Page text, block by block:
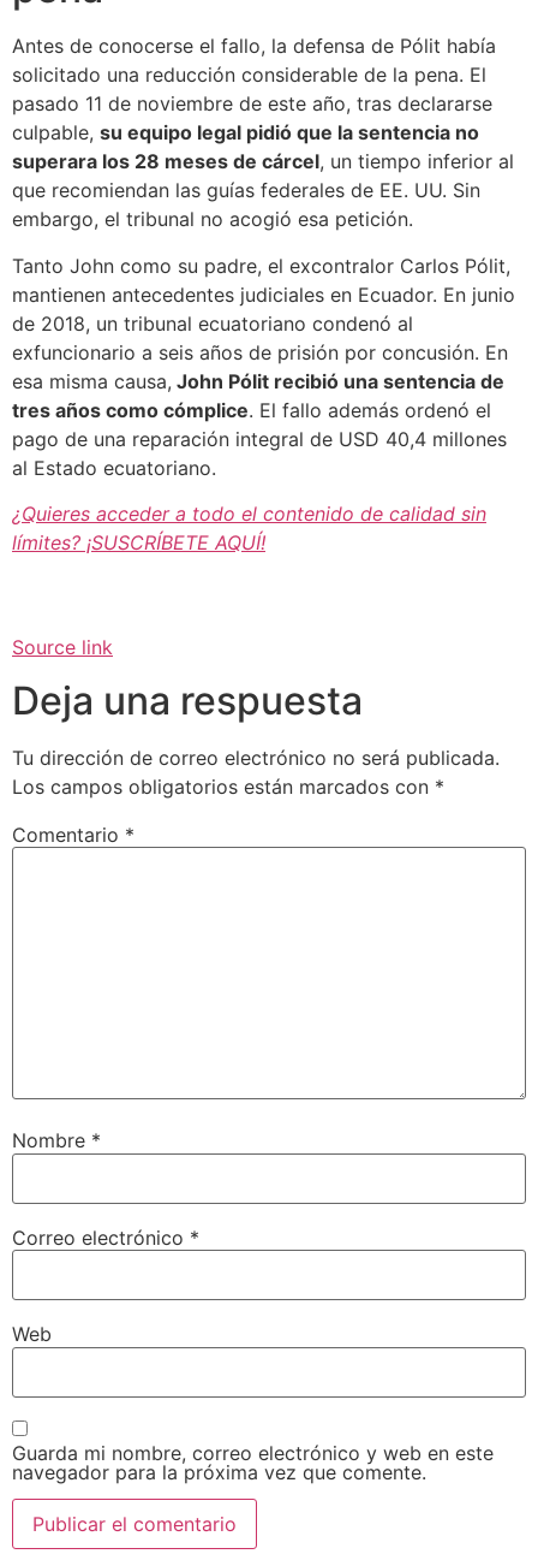
Antes de conocerse el fallo, la defensa de Pólit había
solicitado una reducción considerable de la pena. El
pasado 11 de noviembre de este año, tras declararse
culpable, su equipo legal pidió que la sentencia no
superara los 28 meses de cárcel, un tiempo inferior al
que recomiendan las guías federales de EE. UU. Sin
embargo, el tribunal no acogió esa petición.
Tanto John como su padre, el excontralor Carlos Pólit,
mantienen antecedentes judiciales en Ecuador. En junio
de 2018, un tribunal ecuatoriano condenó al
exfuncionario a seis años de prisión por concusión. En
esa misma causa, John Pólit recibió una sentencia de
tres años como cómplice. El fallo además ordenó el
pago de una reparación integral de USD 40,4 millones
al Estado ecuatoriano.
¿Quieres acceder a todo el contenido de calidad sin
límites? ¡SUSCRÍBETE AQUÍ!
Source link
Deja una respuesta
Tu dirección de correo electrónico no será publicada.
Los campos obligatorios están marcados con *
Comentario *
Nombre *
Correo electrónico *
Web
Guarda mi nombre, correo electrónico y web en este
navegador para la próxima vez que comente.